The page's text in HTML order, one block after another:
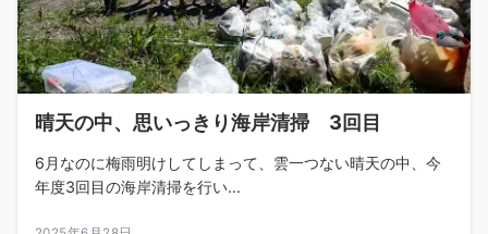
晴天の中、思いっきり海岸清掃 3回目
6月なのに梅雨明けしてしまって、雲一つない晴天の中、今
年度3回目の海岸清掃を行い...